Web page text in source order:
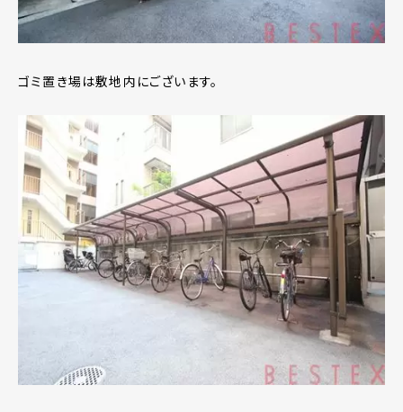
ゴミ置き場は敷地内にございます。